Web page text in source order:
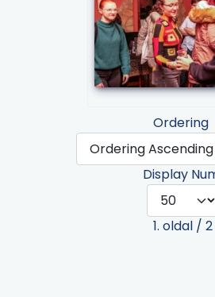
Ordering
Display
1. oldal / 2